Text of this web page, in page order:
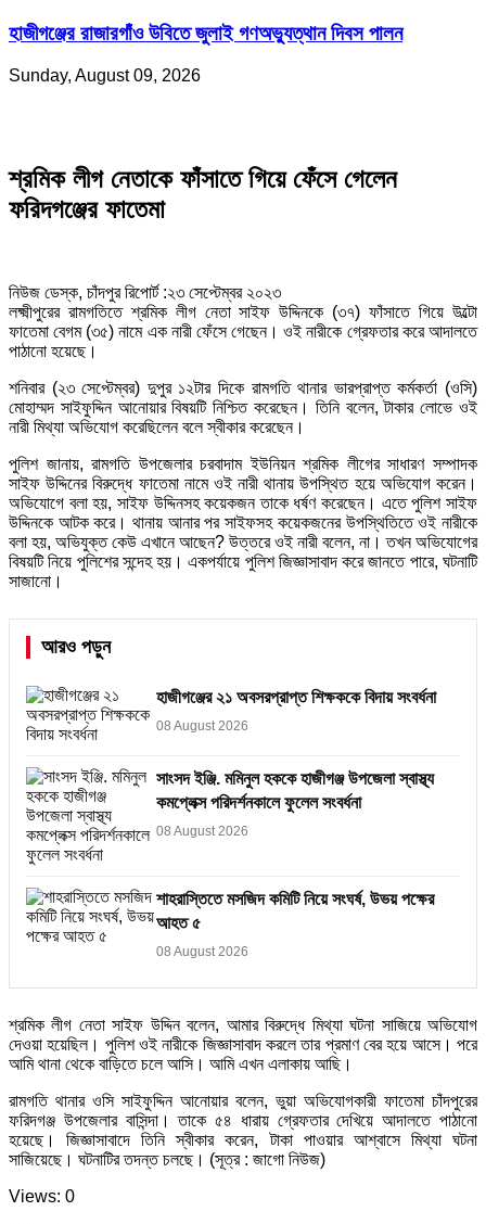
হাজীগঞ্জের রাজারগাঁও উবিতে জুলাই গণঅভ্যুত্থান দিবস পালন
Sunday, August 09, 2026
শ্রমিক লীগ নেতাকে ফাঁসাতে গিয়ে ফেঁসে গেলেন
ফরিদগঞ্জের ফাতেমা
নিউজ ডেস্ক, চাঁদপুর রিপোর্ট :২৩ সেপ্টেম্বর ২০২৩
লক্ষ্মীপুরের রামগতিতে শ্রমিক লীগ নেতা সাইফ উদ্দিনকে (৩৭) ফাঁসাতে গিয়ে উল্টো
ফাতেমা বেগম (৩৫) নামে এক নারী ফেঁসে গেছেন। ওই নারীকে গ্রেফতার করে আদালতে
পাঠানো হয়েছে।
শনিবার (২৩ সেপ্টেম্বর) দুপুর ১২টার দিকে রামগতি থানার ভারপ্রাপ্ত কর্মকর্তা (ওসি)
মোহাম্মদ সাইফুদ্দিন আনোয়ার বিষয়টি নিশ্চিত করেছেন। তিনি বলেন, টাকার লোভে ওই
নারী মিথ্যা অভিযোগ করেছিলেন বলে স্বীকার করেছেন।
পুলিশ জানায়, রামগতি উপজেলার চরবাদাম ইউনিয়ন শ্রমিক লীগের সাধারণ সম্পাদক
সাইফ উদ্দিনের বিরুদ্ধে ফাতেমা নামে ওই নারী থানায় উপস্থিত হয়ে অভিযোগ করেন।
অভিযোগে বলা হয়, সাইফ উদ্দিনসহ কয়েকজন তাকে ধর্ষণ করেছেন। এতে পুলিশ সাইফ
উদ্দিনকে আটক করে। থানায় আনার পর সাইফসহ কয়েকজনের উপস্থিতিতে ওই নারীকে
বলা হয়, অভিযুক্ত কেউ এখানে আছেন? উত্তরে ওই নারী বলেন, না। তখন অভিযোগের
বিষয়টি নিয়ে পুলিশের সন্দেহ হয়। একপর্যায়ে পুলিশ জিজ্ঞাসাবাদ করে জানতে পারে, ঘটনাটি
সাজানো।
আরও পড়ুন
হাজীগঞ্জের ২১ অবসরপ্রাপ্ত শিক্ষককে বিদায় সংবর্ধনা
08 August 2026
সাংসদ ইঞ্জি. মমিনুল হককে হাজীগঞ্জ উপজেলা স্বাস্থ্য
কমপ্লেক্স পরিদর্শনকালে ফুলেল সংবর্ধনা
08 August 2026
শাহরাস্তিতে মসজিদ কমিটি নিয়ে সংঘর্ষ, উভয় পক্ষের
আহত ৫
08 August 2026
শ্রমিক লীগ নেতা সাইফ উদ্দিন বলেন, আমার বিরুদ্ধে মিথ্যা ঘটনা সাজিয়ে অভিযোগ
দেওয়া হয়েছিল। পুলিশ ওই নারীকে জিজ্ঞাসাবাদ করলে তার প্রমাণ বের হয়ে আসে। পরে
আমি থানা থেকে বাড়িতে চলে আসি। আমি এখন এলাকায় আছি।
রামগতি থানার ওসি সাইফুদ্দিন আনোয়ার বলেন, ভুয়া অভিযোগকারী ফাতেমা চাঁদপুরের
ফরিদগঞ্জ উপজেলার বাসিন্দা। তাকে ৫৪ ধারায় গ্রেফতার দেখিয়ে আদালতে পাঠানো
হয়েছে। জিজ্ঞাসাবাদে তিনি স্বীকার করেন, টাকা পাওয়ার আশ্বাসে মিথ্যা ঘটনা
সাজিয়েছে। ঘটনাটির তদন্ত চলছে। (সূত্র : জাগো নিউজ)
Views: 0